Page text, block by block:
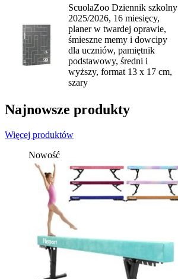
ScuolaZoo Dziennik szkolny
2025/2026, 16 miesięcy,
planer w twardej oprawie,
śmieszne memy i dowcipy
dla uczniów, pamiętnik
podstawowy, średni i
wyższy, format 13 x 17 cm,
szary
Najnowsze produkty
Więcej produktów
Nowość